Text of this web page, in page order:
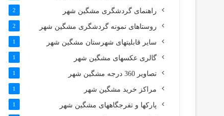
راهنمای گردشگری مشگین شهر 2
روستاهای نمونه گردشگری مشگین شهر 2
سایر قابلیتهای شهرستان مشگین شهر 1
گالری عکسهای مشگین شهر 1
تصاویر 360 درجه مشگین شهر 1
مراکز خرید مشگین شهر 1
پارکها و تفرجگاههای مشگین شهر 1